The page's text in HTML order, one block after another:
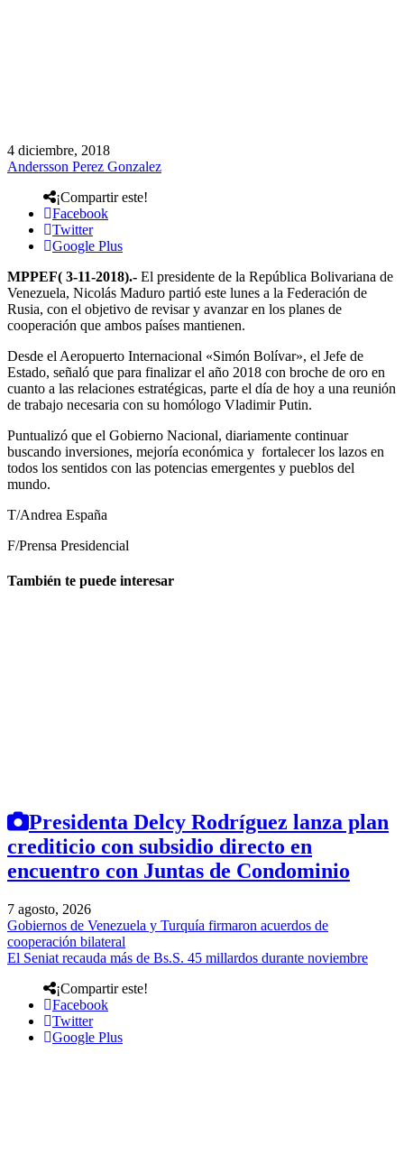
4 diciembre, 2018
Andersson Perez Gonzalez
¡Compartir este!
Facebook
Twitter
Google Plus
MPPEF( 3-11-2018).- El presidente de la República Bolivariana de
Venezuela, Nicolás Maduro partió este lunes a la Federación de
Rusia, con el objetivo de revisar y avanzar en los planes de
cooperación que ambos países mantienen.
Desde el Aeropuerto Internacional «Simón Bolívar», el Jefe de
Estado, señaló que para finalizar el año 2018 con broche de oro en
cuanto a las relaciones estratégicas, parte el día de hoy a una reunión
de trabajo necesaria con su homólogo Vladimir Putin.
Puntualizó que el Gobierno Nacional, diariamente continuar
buscando inversiones, mejoría económica y fortalecer los lazos en
todos los sentidos con las potencias emergentes y pueblos del
mundo.
T/Andrea España
F/Prensa Presidencial
También te puede interesar
Presidenta Delcy Rodríguez lanza plan
crediticio con subsidio directo en
encuentro con Juntas de Condominio
7 agosto, 2026
Gobiernos de Venezuela y Turquía firmaron acuerdos de
cooperación bilateral
El Seniat recauda más de Bs.S. 45 millardos durante noviembre
¡Compartir este!
Facebook
Twitter
Google Plus